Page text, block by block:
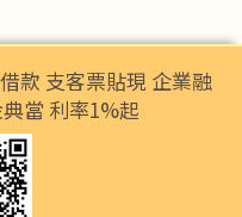
款 支客票貼現 企業融
當 利率1%起